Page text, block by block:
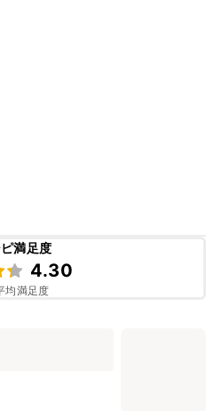
満足度
4.30
均満足度